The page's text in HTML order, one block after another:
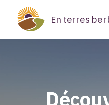
contenu
En terres